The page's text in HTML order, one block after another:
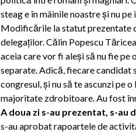
steag e în mâinile noastre şi nu
Modificările la statut prezentate
delegaţilor. Călin Popescu
aceia care vor fi aleşi să nu fie
separate. Adică, fiecare candidat
congresul, şi nu să te ascunzi pe
majoritate zdrobitoare. Au fost
A doua zi s-au prezentat, s-au
s-au aprobat rapoartele de